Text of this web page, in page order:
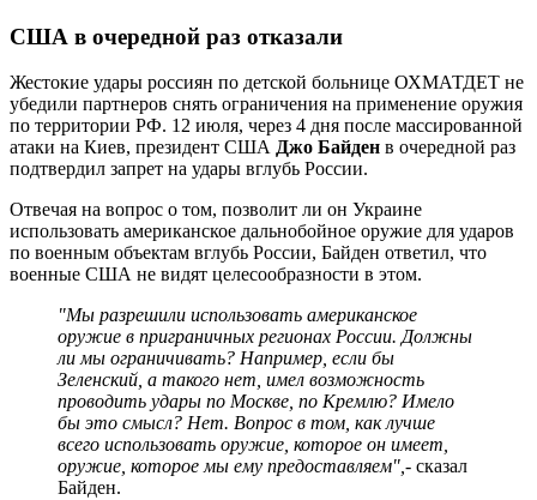
США в очередной раз отказали
Жестокие удары россиян по детской больнице ОХМАТДЕТ не
убедили партнеров снять ограничения на применение оружия
по территории РФ. 12 июля, через 4 дня после массированной
атаки на Киев, президент США Джо Байден в очередной раз
подтвердил запрет на удары вглубь России.
Отвечая на вопрос о том, позволит ли он Украине
использовать американское дальнобойное оружие для ударов
по военным объектам вглубь России, Байден ответил, что
военные США не видят целесообразности в этом.
"Мы разрешили использовать американское
оружие в приграничных регионах России. Должны
ли мы ограничивать? Например, если бы
Зеленский, а такого нет, имел возможность
проводить удары по Москве, по Кремлю? Имело
бы это смысл? Нет. Вопрос в том, как лучше
всего использовать оружие, которое он имеет,
оружие, которое мы ему предоставляем",- сказал
Байден.